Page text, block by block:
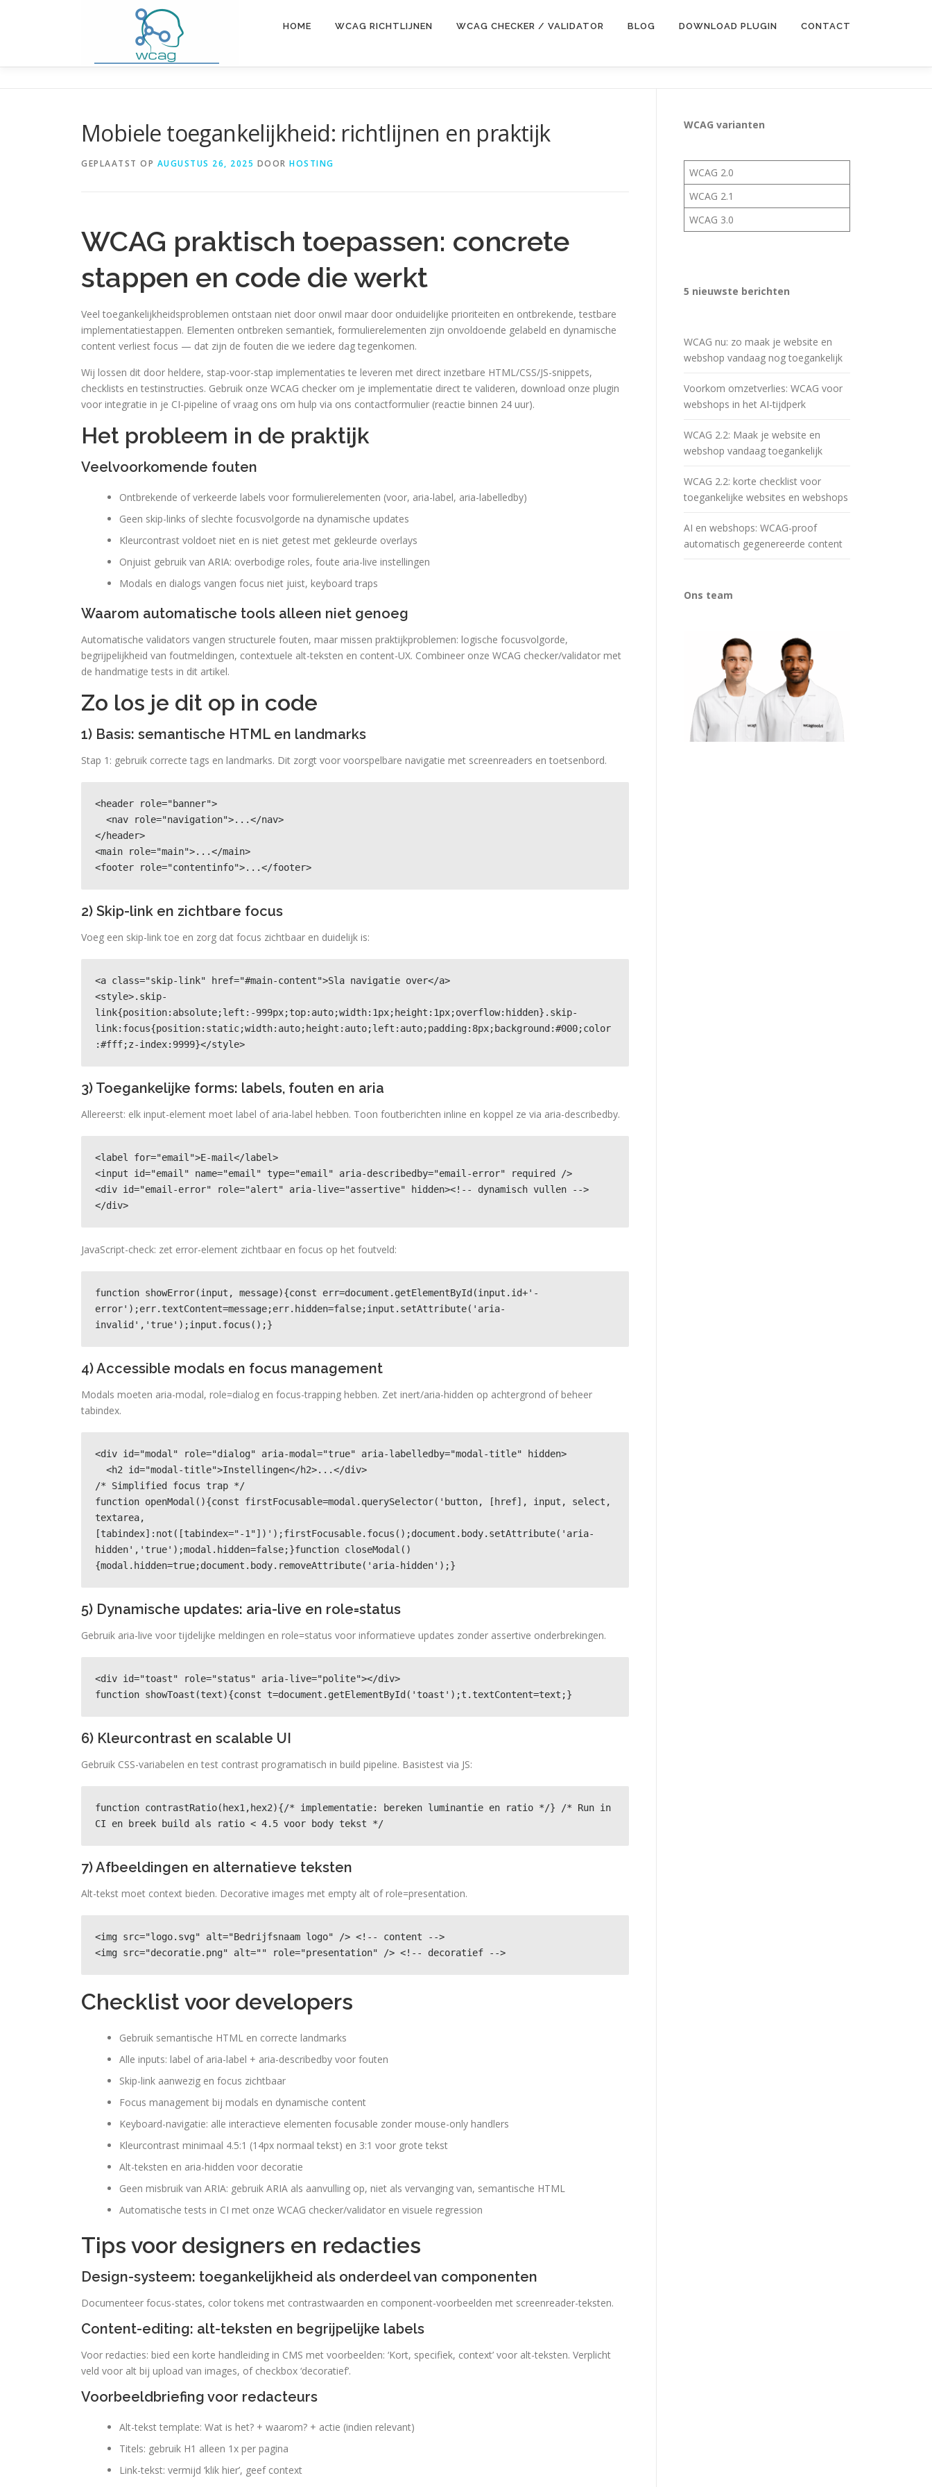
HOME WCAG RICHTLIJNEN WCAG CHECKER / VALIDATOR BLOG DOWNLOAD PLUGIN CONTACT
Mobiele toegankelijkheid: richtlijnen en praktijk
GEPLAATST OP AUGUSTUS 26, 2025 DOOR HOSTING
WCAG praktisch toepassen: concrete
stappen en code die werkt
Veel toegankelijkheidsproblemen ontstaan niet door onwil maar door onduidelijke prioriteiten en ontbrekende, testbare
implementatiestappen. Elementen ontbreken semantiek, formulierelementen zijn onvoldoende gelabeld en dynamische
content verliest focus — dat zijn de fouten die we iedere dag tegenkomen.
Wij lossen dit door heldere, stap-voor-stap implementaties te leveren met direct inzetbare HTML/CSS/JS-snippets,
checklists en testinstructies. Gebruik onze WCAG checker om je implementatie direct te valideren, download onze plugin
voor integratie in je CI-pipeline of vraag ons om hulp via ons contactformulier (reactie binnen 24 uur).
Het probleem in de praktijk
Veelvoorkomende fouten
Ontbrekende of verkeerde labels voor formulierelementen (voor, aria-label, aria-labelledby)
Geen skip-links of slechte focusvolgorde na dynamische updates
Kleurcontrast voldoet niet en is niet getest met gekleurde overlays
Onjuist gebruik van ARIA: overbodige roles, foute aria-live instellingen
Modals en dialogs vangen focus niet juist, keyboard traps
Waarom automatische tools alleen niet genoeg
Automatische validators vangen structurele fouten, maar missen praktijkproblemen: logische focusvolgorde,
begrijpelijkheid van foutmeldingen, contextuele alt-teksten en content-UX. Combineer onze WCAG checker/validator met
de handmatige tests in dit artikel.
Zo los je dit op in code
1) Basis: semantische HTML en landmarks
Stap 1: gebruik correcte tags en landmarks. Dit zorgt voor voorspelbare navigatie met screenreaders en toetsenbord.
<header role="banner">
</header>
<main role="main">...</main>
<footer role="contentinfo">...</footer>
2) Skip-link en zichtbare focus
Voeg een skip-link toe en zorg dat focus zichtbaar en duidelijk is:
<a class="skip-link" href="#main-content">Sla navigatie over</a>
<style>.skip-
link{position:absolute;left:-999px;top:auto;width:1px;height:1px;overflow:hidden}.skip-
link:focus{position:static;width:auto;height:auto;left:auto;padding:8px;background:#000;color
:#fff;z-index:9999}</style>
3) Toegankelijke forms: labels, fouten en aria
Allereerst: elk input-element moet label of aria-label hebben. Toon foutberichten inline en koppel ze via aria-describedby.
<label for="email">E-mail</label>
<input id="email" name="email" type="email" aria-describedby="email-error" required />
<div id="email-error" role="alert" aria-live="assertive" hidden><!-- dynamisch vullen -->
</div>
JavaScript-check: zet error-element zichtbaar en focus op het foutveld:
function showError(input, message){const err=document.getElementById(input.id+'-
error');err.textContent=message;err.hidden=false;input.setAttribute('aria-
invalid','true');input.focus();}
4) Accessible modals en focus management
Modals moeten aria-modal, role=dialog en focus-trapping hebben. Zet inert/aria-hidden op achtergrond of beheer
tabindex.
<div id="modal" role="dialog" aria-modal="true" aria-labelledby="modal-title" hidden>
/* Simplified focus trap */
function openModal(){const firstFocusable=modal.querySelector('button, [href], input, select,
textarea,
[tabindex]:not([tabindex="-1"])');firstFocusable.focus();document.body.setAttribute('aria-
hidden','true');modal.hidden=false;}function closeModal()
{modal.hidden=true;document.body.removeAttribute('aria-hidden');}
5) Dynamische updates: aria-live en role=status
Gebruik aria-live voor tijdelijke meldingen en role=status voor informatieve updates zonder assertive onderbrekingen.
<div id="toast" role="status" aria-live="polite"></div>
function showToast(text){const t=document.getElementById('toast');t.textContent=text;}
6) Kleurcontrast en scalable UI
Gebruik CSS-variabelen en test contrast programatisch in build pipeline. Basistest via JS:
function contrastRatio(hex1,hex2){/* implementatie: bereken luminantie en ratio */} /* Run in
CI en breek build als ratio < 4.5 voor body tekst */
7) Afbeeldingen en alternatieve teksten
Alt-tekst moet context bieden. Decorative images met empty alt of role=presentation.
<img src="logo.svg" alt="Bedrijfsnaam logo" /> <!-- content -->
<img src="decoratie.png" alt="" role="presentation" /> <!-- decoratief -->
Checklist voor developers
Gebruik semantische HTML en correcte landmarks
Alle inputs: label of aria-label + aria-describedby voor fouten
Skip-link aanwezig en focus zichtbaar
Focus management bij modals en dynamische content
Keyboard-navigatie: alle interactieve elementen focusable zonder mouse-only handlers
Kleurcontrast minimaal 4.5:1 (14px normaal tekst) en 3:1 voor grote tekst
Alt-teksten en aria-hidden voor decoratie
Geen misbruik van ARIA: gebruik ARIA als aanvulling op, niet als vervanging van, semantische HTML
Automatische tests in CI met onze WCAG checker/validator en visuele regression
Tips voor designers en redacties
Design-systeem: toegankelijkheid als onderdeel van componenten
Documenteer focus-states, color tokens met contrastwaarden en component-voorbeelden met screenreader-teksten.
Content-editing: alt-teksten en begrijpelijke labels
Voor redacties: bied een korte handleiding in CMS met voorbeelden: ‘Kort, specifiek, context’ voor alt-teksten. Verplicht
veld voor alt bij upload van images, of checkbox ‘decoratief’.
Voorbeeldbriefing voor redacteurs
Alt-tekst template: Wat is het? + waarom? + actie (indien relevant)
Titels: gebruik H1 alleen 1x per pagina
Link-tekst: vermijd ‘klik hier’, geef context
WCAG varianten
WCAG 2.0
WCAG 2.1
WCAG 3.0
5 nieuwste berichten
WCAG nu: zo maak je website en
webshop vandaag nog toegankelijk
Voorkom omzetverlies: WCAG voor
webshops in het AI-tijdperk
WCAG 2.2: Maak je website en
webshop vandaag toegankelijk
WCAG 2.2: korte checklist voor
toegankelijke websites en webshops
AI en webshops: WCAG-proof
automatisch gegenereerde content
Ons team